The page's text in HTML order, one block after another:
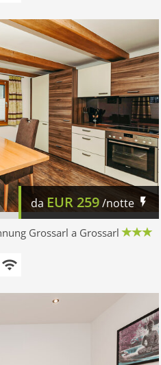
da EUR 259/notte
Grossarl a Grossarl